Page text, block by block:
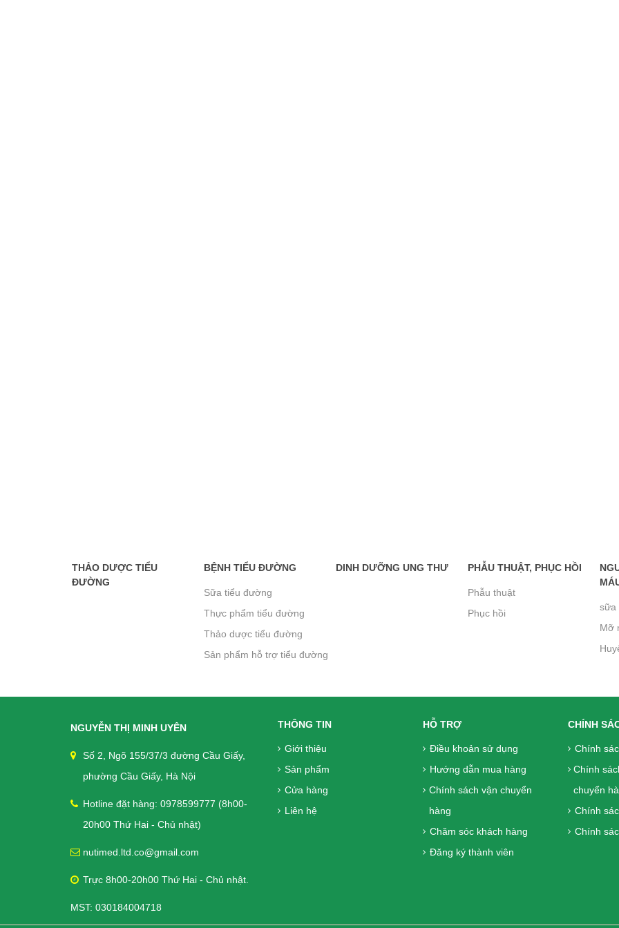
THẢO DƯỢC TIỂU
ĐƯỜNG
BỆNH TIỂU ĐƯỜNG
Sữa tiểu đường
Thực phẩm tiểu đường
Thảo dược tiểu đường
Sản phẩm hỗ trợ tiểu đường
DINH DƯỠNG UNG THƯ PHẪU THUẬT, PHỤC HỒI
Phẫu thuật
Phục hồi
sữa
Mỡ
NGUYỄN THỊ MINH UYÊN
Số 2, Ngõ 155/37/3 đường Cầu Giấy,
phường Cầu Giấy, Hà Nội
Hotline đặt hàng: 0978599777 (8h00-
20h00 Thứ Hai - Chủ nhật)
nutimed.ltd.co@gmail.com
Trực 8h00-20h00 Thứ Hai - Chủ nhật.
MST: 030184004718
THÔNG TIN
Giới thiệu
Sản phẩm
Cửa hàng
Liên hệ
HỖ TRỢ
Điều khoản sử dụng
Hướng dẫn mua hàng
Chính sách vận chuyển
hàng
Chăm sóc khách hàng
Đăng ký thành viên
CHÍNH
Chính
Chính
chuyển
Chính
Chính